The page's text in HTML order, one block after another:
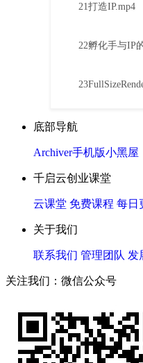
21打造IP.mp4
22孵化手与IP
底部导航
Archiver手机版小黑屋
千启云创业课堂
云课堂 免费课程 每日
关于我们
联系我们 管理团队 发
关注我们：微信公众号